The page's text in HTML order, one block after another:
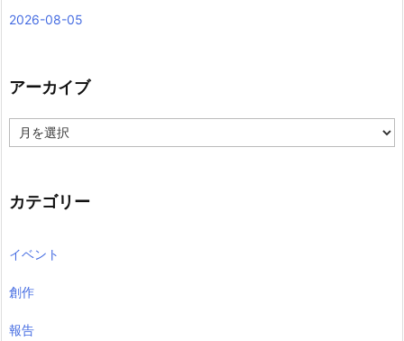
2026-08-05
アーカイブ
ー
ブ
カテゴリー
イベント
創作
報告